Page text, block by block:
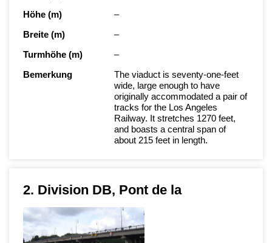
Höhe (m)
–
Breite (m)
–
Turmhöhe (m)
–
Bemerkung
The viaduct is seventy-one-feet
wide, large enough to have
originally accommodated a pair of
tracks for the Los Angeles
Railway. It stretches 1270 feet,
and boasts a central span of
about 215 feet in length.
2. Division DB, Pont de la